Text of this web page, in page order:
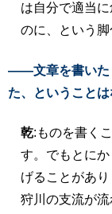
は自分で適当
のに、という脚
――文章を書いた
た、ということは
乾:ものを書く
す。でもとに
げることがあ
狩川の支流が